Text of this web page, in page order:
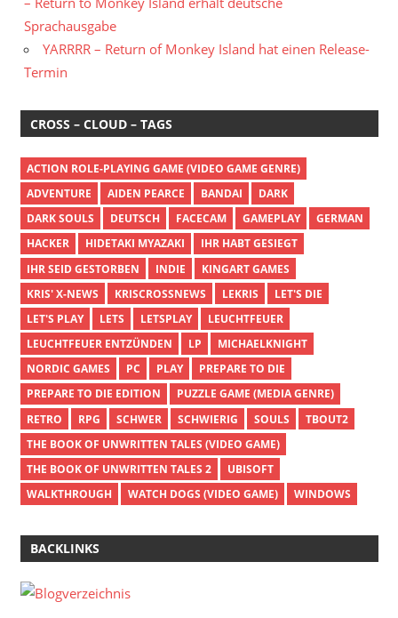
Sprachausgabe
YARRRR – Return of Monkey Island hat einen Release-
Termin
CROSS – CLOUD – TAGS
ACTION ROLE-PLAYING GAME (VIDEO GAME GENRE)
ADVENTURE
AIDEN PEARCE BANDAI
DARK
DARK SOULS
DEUTSCH FACECAM GAMEPLAY
GERMAN
HACKER
HIDETAKI MYAZAKI
IHR HABT GESIEGT
IHR SEID GESTORBEN
INDIE
KINGART GAMES
KRIS' X-NEWS
KRISCROSSNEWS LEKRIS
LET'S DIE
LET'S PLAY
LETS LETSPLAY
LEUCHTFEUER
LEUCHTFEUER ENTZÜNDEN
LP
MICHAELKNIGHT
NORDIC GAMES
PC PLAY
PREPARE TO DIE
PREPARE TO DIE EDITION
PUZZLE GAME (MEDIA GENRE)
RETRO
RPG SCHWER SCHWIERIG SOULS
TBOUT2
THE BOOK OF UNWRITTEN TALES (VIDEO GAME)
THE BOOK OF UNWRITTEN TALES 2
UBISOFT
WALKTHROUGH
WATCH DOGS (VIDEO GAME) WINDOWS
BACKLINKS